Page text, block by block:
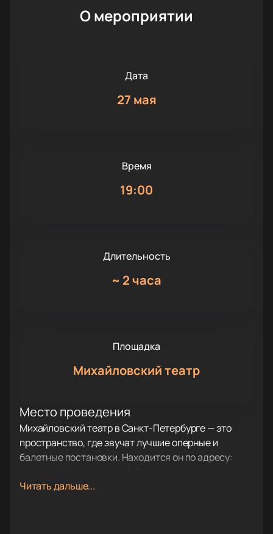
О мероприятии
Дата
27 мая
Время
19:00
Длительность
~ 2 часа
Площадка
Михайловский театр
Место проведения
Михайловский театр в Санкт-Петербурге — это
пространство, где звучат лучшие оперные и
балетные постановки. Находится он по адресу:
гордость города с богатой историей, которая
Читать дальше...